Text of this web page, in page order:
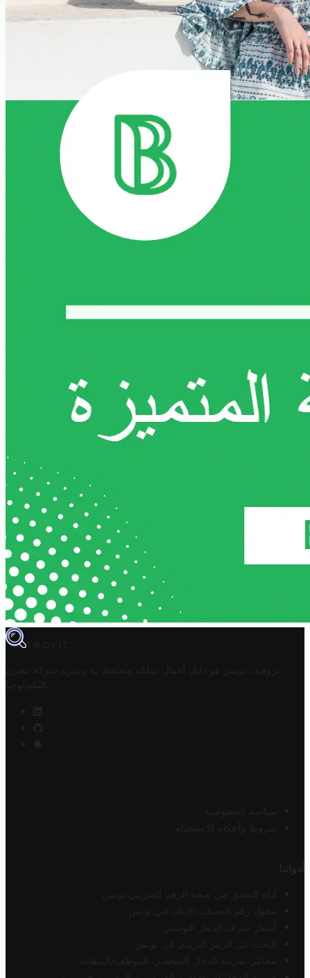
TROVIT
تروفيت تونس هو دليل أعمال تملكه وتحتفظ به وتديره
شركة مخزن
التكنولوجيا
سياسة الخصوصية
شروط وأحكام الاستخدام
أدواتنا
أداة التحقق من صحة الرقم الضريبي تونس
محول رقم الحساب الآيبان في تونس
أسعار صرف الدينار التونسي
البحث عن الرمز البريدي في تونس
محاكي ضريبة الدخل الشخصي للموظف/المتقاعد